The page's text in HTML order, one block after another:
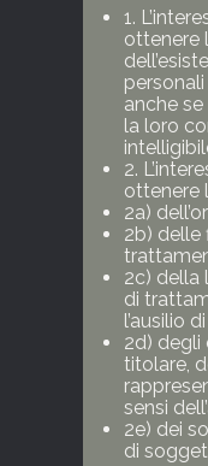
1.
ottenere
anche
la loro
2.
ottenere
2a)
2b) delle
2c) della
di
l’ausilio
2d) degli
titolare,
sensi
2e) dei
di